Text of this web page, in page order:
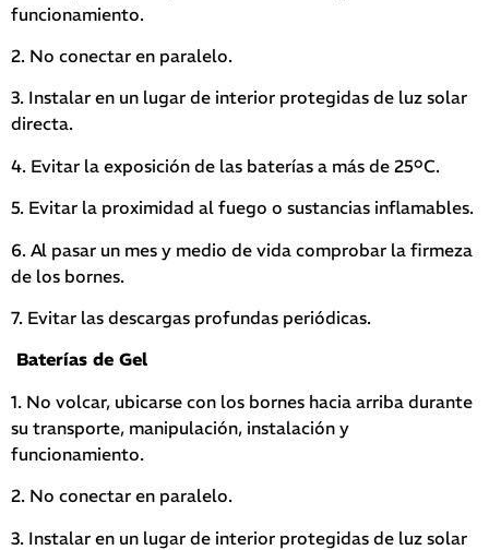
funcionamiento.
2. No conectar en paralelo.
3. Instalar en un lugar de interior protegidas de luz solar
directa.
4. Evitar la exposición de las baterías a más de 25ºC.
5. Evitar la proximidad al fuego o sustancias inflamables.
6. Al pasar un mes y medio de vida comprobar la firmeza
de los bornes.
7. Evitar las descargas profundas periódicas.
Baterías de Gel
1. No volcar, ubicarse con los bornes hacia arriba durante
su transporte, manipulación, instalación y
funcionamiento.
2. No conectar en paralelo.
3. Instalar en un lugar de interior protegidas de luz solar